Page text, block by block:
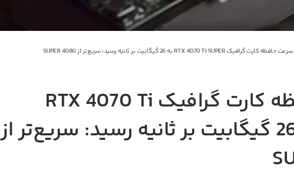
سرعت حافظه کارت گرافیک RTX 4070 Ti SUPER به 26 گیگابیت بر ثانیه رسید: سریع‌تر از 4080 SUPER
سرعت حافظه کارت گرافیک RTX 4070 Ti
SUPER به 26 گیگابیت بر ثانیه رسید: سریع‌تر از